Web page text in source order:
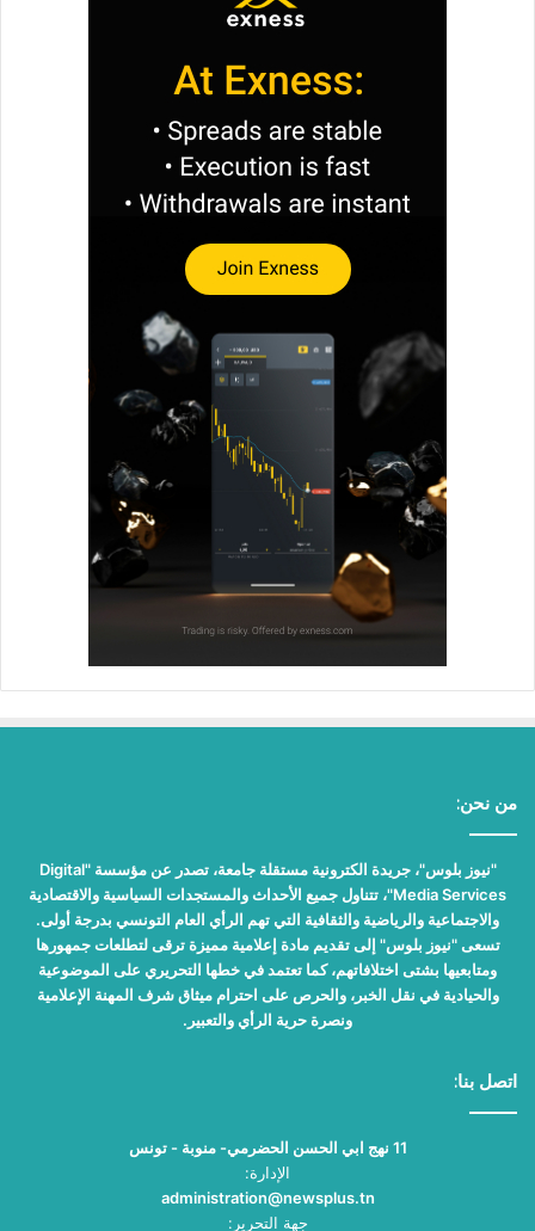
من نحن:
"نيوز بلوس"، جريدة الكترونية مستقلة جامعة، تصدر عن مؤسسة "Digital
Media Services"، تتناول جميع الأحداث والمستجدات السياسية والاقتصادية
والاجتماعية والرياضية والثقافية التي تهم الرأي العام التونسي بدرجة أولى.
تسعى "نيوز بلوس" إلى تقديم مادة إعلامية مميزة ترقى لتطلعات جمهورها
ومتابعيها بشتى اختلافاتهم، كما تعتمد في خطها التحريري على الموضوعية
والحيادية في نقل الخبر، والحرص على احترام ميثاق شرف المهنة الإعلامية
ونصرة حرية الرأي والتعبير.
اتصل بنا:
11 نهج ابي الحسن الحضرمي- منوبة - تونس
الإدارة:
administration@newsplus.tn
جهة التحرير: